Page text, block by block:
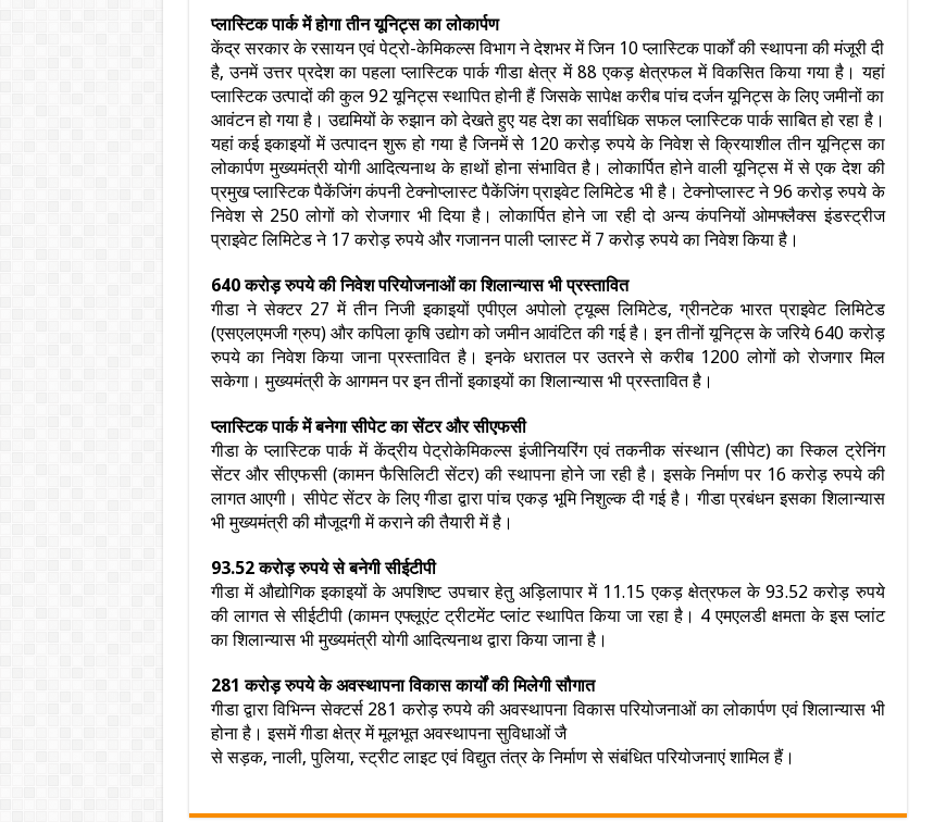
प्लास्टिक पार्क में होगा तीन यूनिट्स का लोकार्पण
केंद्र सरकार के रसायन एवं पेट्रो-केमिकल्स विभाग ने देशभर में जिन 10 प्लास्टिक पार्कों की स्थापना की मंजूरी दी
है, उनमें उत्तर प्रदेश का पहला प्लास्टिक पार्क गीडा क्षेत्र में 88 एकड़ क्षेत्रफल में विकसित किया गया है। यहां
प्लास्टिक उत्पादों की कुल 92 यूनिट्स स्थापित होनी हैं जिसके सापेक्ष करीब पांच दर्जन यूनिट्स के लिए जमीनों का
आवंटन हो गया है। उद्यमियों के रुझान को देखते हुए यह देश का सर्वाधिक सफल प्लास्टिक पार्क साबित हो रहा है।
यहां कई इकाइयों में उत्पादन शुरू हो गया है जिनमें से 120 करोड़ रुपये के निवेश से क्रियाशील तीन यूनिट्स का
लोकार्पण मुख्यमंत्री योगी आदित्यनाथ के हाथों होना संभावित है। लोकार्पित होने वाली यूनिट्स में से एक देश की
प्रमुख प्लास्टिक पैकेंजिंग कंपनी टेक्नोप्लास्ट पैकेंजिंग प्राइवेट लिमिटेड भी है। टेक्नोप्लास्ट ने 96 करोड़ रुपये के
निवेश से 250 लोगों को रोजगार भी दिया है। लोकार्पित होने जा रही दो अन्य कंपनियों ओमफ्लैक्स इंडस्ट्रीज
प्राइवेट लिमिटेड ने 17 करोड़ रुपये और गजानन पाली प्लास्ट में 7 करोड़ रुपये का निवेश किया है।
640 करोड़ रुपये की निवेश परियोजनाओं का शिलान्यास भी प्रस्तावित
गीडा ने सेक्टर 27 में तीन निजी इकाइयों एपीएल अपोलो ट्यूब्स लिमिटेड, ग्रीनटेक भारत प्राइवेट लिमिटेड
(एसएलएमजी ग्रुप) और कपिला कृषि उद्योग को जमीन आवंटित की गई है। इन तीनों यूनिट्स के जरिये 640 करोड़
रुपये का निवेश किया जाना प्रस्तावित है। इनके धरातल पर उतरने से करीब 1200 लोगों को रोजगार मिल
सकेगा। मुख्यमंत्री के आगमन पर इन तीनों इकाइयों का शिलान्यास भी प्रस्तावित है।
प्लास्टिक पार्क में बनेगा सीपेट का सेंटर और सीएफसी
गीडा के प्लास्टिक पार्क में केंद्रीय पेट्रोकेमिकल्स इंजीनियरिंग एवं तकनीक संस्थान (सीपेट) का स्किल ट्रेनिंग
सेंटर और सीएफसी (कामन फैसिलिटी सेंटर) की स्थापना होने जा रही है। इसके निर्माण पर 16 करोड़ रुपये की
लागत आएगी। सीपेट सेंटर के लिए गीडा द्वारा पांच एकड़ भूमि निशुल्क दी गई है। गीडा प्रबंधन इसका शिलान्यास
भी मुख्यमंत्री की मौजूदगी में कराने की तैयारी में है।
93.52 करोड़ रुपये से बनेगी सीईटीपी
गीडा में औद्योगिक इकाइयों के अपशिष्ट उपचार हेतु अड़िलापार में 11.15 एकड़ क्षेत्रफल के 93.52 करोड़ रुपये
की लागत से सीईटीपी (कामन एफ्लूएंट ट्रीटमेंट प्लांट स्थापित किया जा रहा है। 4 एमएलडी क्षमता के इस प्लांट
का शिलान्यास भी मुख्यमंत्री योगी आदित्यनाथ द्वारा किया जाना है।
281 करोड़ रुपये के अवस्थापना विकास कार्यों की मिलेगी सौगात
गीडा द्वारा विभिन्न सेक्टर्स 281 करोड़ रुपये की अवस्थापना विकास परियोजनाओं का लोकार्पण एवं शिलान्यास भी
होना है। इसमें गीडा क्षेत्र में मूलभूत अवस्थापना सुविधाओं जै
से सड़क, नाली, पुलिया, स्ट्रीट लाइट एवं विद्युत तंत्र के निर्माण से संबंधित परियोजनाएं शामिल हैं।